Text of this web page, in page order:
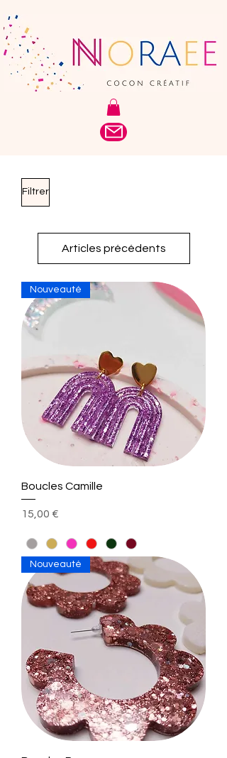
Filtrer
Articles précédents
Nouveauté
Boucles Camille
Prix
15,00 €
Nouveauté